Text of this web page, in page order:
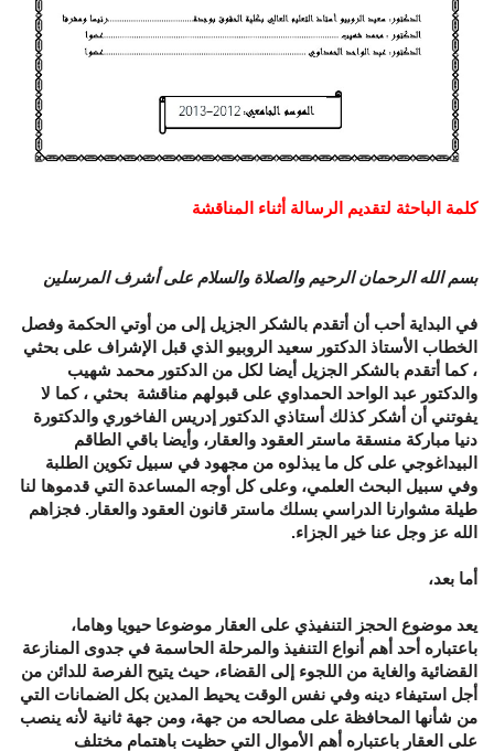
كلمة الباحثة لتقديم الرسالة أثناء المناقشة
بسم الله الرحمان الرحيم والصلاة والسلام على أشرف المرسلين
في البداية أحب أن أتقدم بالشكر الجزيل إلى من أوتي الحكمة وفصل
الخطاب الأستاذ الدكتور سعيد الروبيو الذي قبل الإشراف على بحثي
، كما أتقدم بالشكر الجزيل أيضا لكل من الدكتور محمد شهيب
والدكتور عبد الواحد الحمداوي على قبولهم مناقشة بحثي ، كما لا
يفوتني أن أشكر كذلك أستاذي الدكتور
إدريس الفاخوري والدكتورة
دنيا مباركة منسقة ماستر العقود والعقار، وأيضا باقي الطاقم
البيداغوجي على كل ما يبذلوه من مجهود في سبيل تكوين الطلبة
وفي سبيل البحث العلمي، وعلى كل أوجه المساعدة التي قدموها لنا
طيلة مشوارنا الدراسي بسلك ماستر قانون العقود والعقار. فجزاهم
الله عز وجل عنا خير الجزاء.
أما بعد،
يعد موضوع الحجز التنفيذي على العقار موضوعا حيويا وهاما،
باعتباره أحد أهم أنواع التنفيذ والمرحلة الحاسمة في جدوى المنازعة
القضائية والغاية من اللجوء إلى القضاء، حيث يتيح الفرصة للدائن من
أجل استيفاء دينه وفي نفس الوقت يحيط المدين بكل الضمانات التي
من شأنها المحافظة على مصالحه من جهة، ومن جهة ثانية لأنه ينصب
على العقار باعتباره أهم الأموال التي حظيت باهتمام مختلف